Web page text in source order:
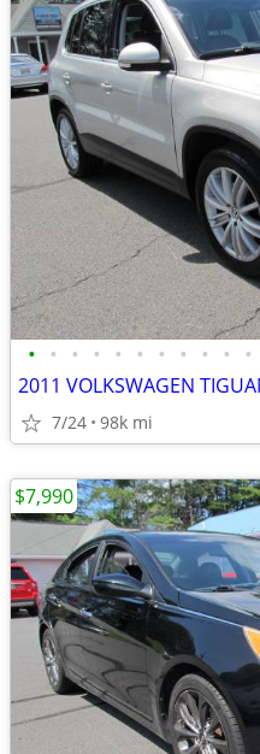
• • • • • • • • • • •
7/24 98k mi
$7,990